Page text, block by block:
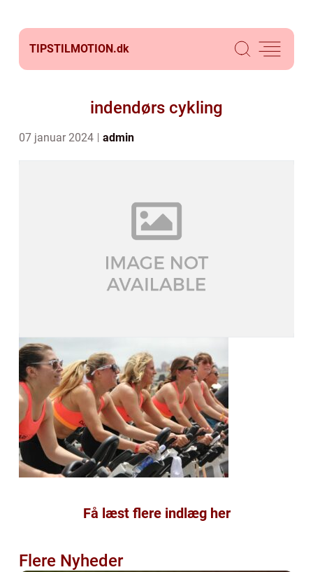
TIPSTILMOTION.dk
indendørs cykling
07 januar 2024 admin
Få læst flere indlæg her
Flere Nyheder